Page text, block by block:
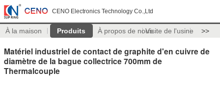
CENO Electronics Technology Co.,Ltd
À la maison Produits À propos de nousVisite de l'usine >>
Matériel industriel de contact de graphite d'en cuivre de
diamètre de la bague collectrice 700mm de
Thermalcouple